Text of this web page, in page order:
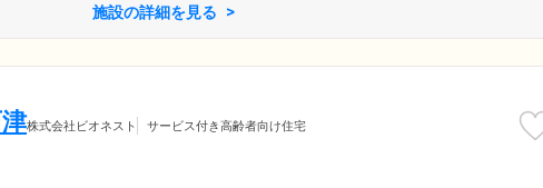
施設の詳細を見る
株式会社ビオネスト サービス付き高齢者向け住宅